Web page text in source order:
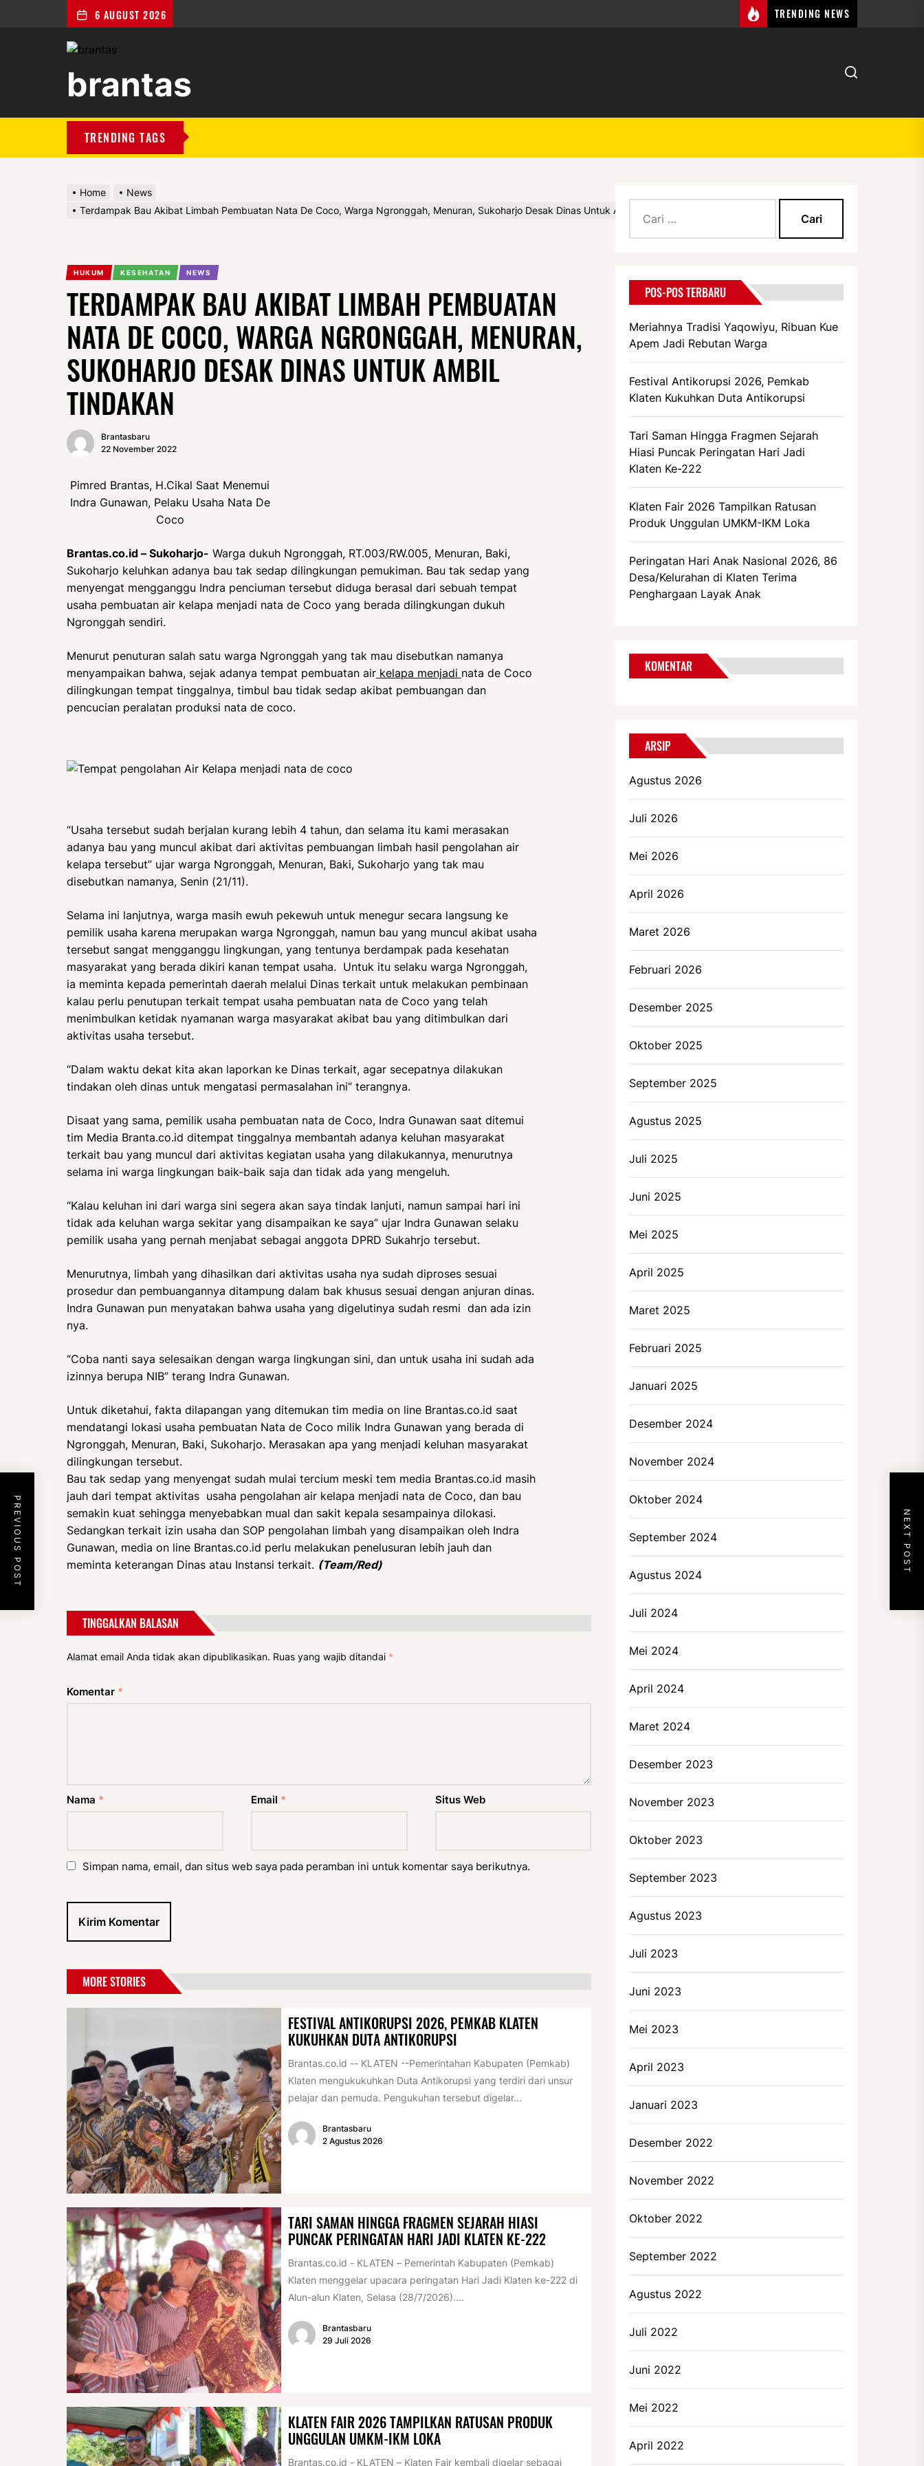
6 AUGUST 2026 TRENDING NEWS
brantas
TRENDING TAGS
Home
News
Terdampak Bau Akibat Limbah Pembuatan Nata De Coco, Warga Ngronggah, Menuran, Sukoharjo Desak Dinas Untuk Ambil Tindakan
HUKUM KESEHATAN NEWS
TERDAMPAK BAU AKIBAT LIMBAH PEMBUATAN
NATA DE COCO, WARGA NGRONGGAH, MENURAN,
SUKOHARJO DESAK DINAS UNTUK AMBIL
TINDAKAN
Brantasbaru
22 November 2022
Pimred Brantas, H.Cikal Saat Menemui
Indra Gunawan, Pelaku Usaha Nata De
Coco
Brantas.co.id – Sukoharjo- Warga dukuh Ngronggah, RT.003/RW.005, Menuran, Baki,
Sukoharjo keluhkan adanya bau tak sedap dilingkungan pemukiman. Bau tak sedap yang
menyengat mengganggu Indra penciuman tersebut diduga berasal dari sebuah tempat
usaha pembuatan air kelapa menjadi nata de Coco yang berada dilingkungan dukuh
Ngronggah sendiri.
Menurut penuturan salah satu warga Ngronggah yang tak mau disebutkan namanya
menyampaikan bahwa, sejak adanya tempat pembuatan air kelapa menjadi nata de Coco
dilingkungan tempat tinggalnya, timbul bau tidak sedap akibat pembuangan dan
pencucian peralatan produksi nata de coco.
“Usaha tersebut sudah berjalan kurang lebih 4 tahun, dan selama itu kami merasakan
adanya bau yang muncul akibat dari aktivitas pembuangan limbah hasil pengolahan air
kelapa tersebut” ujar warga Ngronggah, Menuran, Baki, Sukoharjo yang tak mau
disebutkan namanya, Senin (21/11).
Selama ini lanjutnya, warga masih ewuh pekewuh untuk menegur secara langsung ke
pemilik usaha karena merupakan warga Ngronggah, namun bau yang muncul akibat usaha
tersebut sangat mengganggu lingkungan, yang tentunya berdampak pada kesehatan
masyarakat yang berada dikiri kanan tempat usaha. Untuk itu selaku warga Ngronggah,
ia meminta kepada pemerintah daerah melalui Dinas terkait untuk melakukan pembinaan
kalau perlu penutupan terkait tempat usaha pembuatan nata de Coco yang telah
menimbulkan ketidak nyamanan warga masyarakat akibat bau yang ditimbulkan dari
aktivitas usaha tersebut.
“Dalam waktu dekat kita akan laporkan ke Dinas terkait, agar secepatnya dilakukan
tindakan oleh dinas untuk mengatasi permasalahan ini” terangnya.
Disaat yang sama, pemilik usaha pembuatan nata de Coco, Indra Gunawan saat ditemui
tim Media Branta.co.id ditempat tinggalnya membantah adanya keluhan masyarakat
terkait bau yang muncul dari aktivitas kegiatan usaha yang dilakukannya, menurutnya
selama ini warga lingkungan baik-baik saja dan tidak ada yang mengeluh.
“Kalau keluhan ini dari warga sini segera akan saya tindak lanjuti, namun sampai hari ini
tidak ada keluhan warga sekitar yang disampaikan ke saya” ujar Indra Gunawan selaku
pemilik usaha yang pernah menjabat sebagai anggota DPRD Sukahrjo tersebut.
Menurutnya, limbah yang dihasilkan dari aktivitas usaha nya sudah diproses sesuai
prosedur dan pembuangannya ditampung dalam bak khusus sesuai dengan anjuran dinas.
Indra Gunawan pun menyatakan bahwa usaha yang digelutinya sudah resmi dan ada izin
nya.
“Coba nanti saya selesaikan dengan warga lingkungan sini, dan untuk usaha ini sudah ada
izinnya berupa NIB” terang Indra Gunawan.
Untuk diketahui, fakta dilapangan yang ditemukan tim media on line Brantas.co.id saat
mendatangi lokasi usaha pembuatan Nata de Coco milik Indra Gunawan yang berada di
Ngronggah, Menuran, Baki, Sukoharjo. Merasakan apa yang menjadi keluhan masyarakat
dilingkungan tersebut.
Bau tak sedap yang menyengat sudah mulai tercium meski tem media Brantas.co.id masih
jauh dari tempat aktivitas usaha pengolahan air kelapa menjadi nata de Coco, dan bau
semakin kuat sehingga menyebabkan mual dan sakit kepala sesampainya dilokasi.
Sedangkan terkait izin usaha dan SOP pengolahan limbah yang disampaikan oleh Indra
Gunawan, media on line Brantas.co.id perlu melakukan penelusuran lebih jauh dan
meminta keterangan Dinas atau Instansi terkait. (Team/Red)
TINGGALKAN BALASAN
Alamat email Anda tidak akan dipublikasikan. Ruas yang wajib ditandai *
Komentar *
Nama * Email * Situs Web
Simpan nama, email, dan situs web saya pada peramban ini untuk komentar saya berikutnya.
PREVIOUS POST NEXT POST
MORE STORIES
FESTIVAL ANTIKORUPSI 2026, PEMKAB KLATEN
KUKUHKAN DUTA ANTIKORUPSI
Brantas.co.id -- KLATEN --Pemerintahan Kabupaten (Pemkab)
Klaten mengukukuhkan Duta Antikorupsi yang terdiri dari unsur
pelajar dan pemuda. Pengukuhan tersebut digelar...
Brantasbaru
2 Agustus 2026
TARI SAMAN HINGGA FRAGMEN SEJARAH HIASI
PUNCAK PERINGATAN HARI JADI KLATEN KE-222
Brantas.co.id - KLATEN – Pemerintah Kabupaten (Pemkab)
Klaten menggelar upacara peringatan Hari Jadi Klaten ke-222 di
Alun-alun Klaten, Selasa (28/7/2026)....
Brantasbaru
29 Juli 2026
KLATEN FAIR 2026 TAMPILKAN RATUSAN PRODUK
UNGGULAN UMKM-IKM LOKA
Brantas.co.id - KLATEN – Klaten Fair kembali digelar sebagai
untuk:
POS-POS TERBARU
Meriahnya Tradisi Yaqowiyu, Ribuan Kue
Apem Jadi Rebutan Warga
Festival Antikorupsi 2026, Pemkab
Klaten Kukuhkan Duta Antikorupsi
Tari Saman Hingga Fragmen Sejarah
Hiasi Puncak Peringatan Hari Jadi
Klaten Ke-222
Klaten Fair 2026 Tampilkan Ratusan
Produk Unggulan UMKM-IKM Loka
Peringatan Hari Anak Nasional 2026, 86
Desa/Kelurahan di Klaten Terima
Penghargaan Layak Anak
KOMENTAR
ARSIP
Agustus 2026
Juli 2026
Mei 2026
April 2026
Maret 2026
Februari 2026
Desember 2025
Oktober 2025
September 2025
Agustus 2025
Juli 2025
Juni 2025
Mei 2025
April 2025
Maret 2025
Februari 2025
Januari 2025
Desember 2024
November 2024
Oktober 2024
September 2024
Agustus 2024
Juli 2024
Mei 2024
April 2024
Maret 2024
Desember 2023
November 2023
Oktober 2023
September 2023
Agustus 2023
Juli 2023
Juni 2023
Mei 2023
April 2023
Januari 2023
Desember 2022
November 2022
Oktober 2022
September 2022
Agustus 2022
Juli 2022
Juni 2022
Mei 2022
April 2022